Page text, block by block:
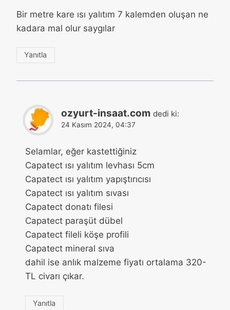
Bir metre kare ısı yalıtım 7 kalemden oluşan ne
kadara mal olur saygılar
Yanıtla
ozyurt-insaat.com dedi ki:
24 Kasım 2024, 04:37
Selamlar, eğer kastettiğiniz
Capatect ısı yalıtım levhası 5cm
Capatect ısı yalıtım yapıştırıcısı
Capatect ısı yalıtım sıvası
Capatect donatı filesi
Capatect paraşüt dübel
Capatect fileli köşe profili
Capatect mineral sıva
dahil ise anlık malzeme fiyatı ortalama 320-
TL civarı çıkar.
Yanıtla